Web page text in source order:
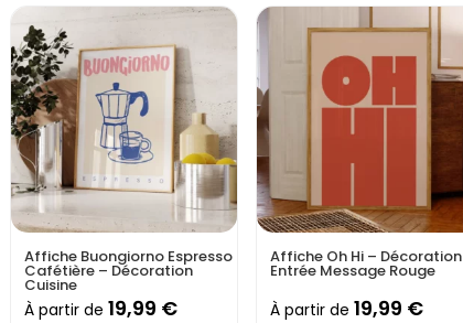
Affiche Buongiorno Espresso
Cafétière – Décoration
Cuisine
À partir de19,99 €
Affiche Oh Hi – Décoration
Entrée Message Rouge
À partir de 19,99 €